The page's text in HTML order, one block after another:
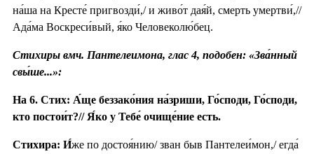
на́ша на Кресте́ пригвозди́,/ и живо́т дая́й, смерть умертви́,//
Ада́ма Воскреси́вый, я́ко Человеколю́бец.
Стихиры вмч. Пантелеимона, глас 4, подобен: «Зва́нный
свы́ше...»:
На 6. Стих: А́ще беззако́ния на́зриши, Го́споди, Го́споди,
кто постои́т?// Я́ко у Тебе́ очище́ние есть.
Стихира: И́же по достоя́нию/ зван быв Пантелеи́мон,/ егда́